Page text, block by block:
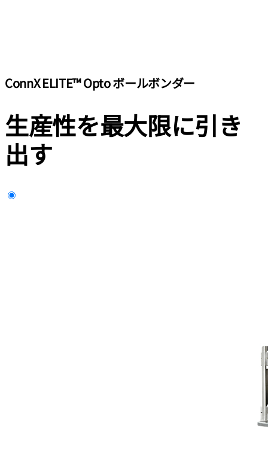
ConnX ELITE™ Opto ボールボンダー
生産性を最大限に引き
出す